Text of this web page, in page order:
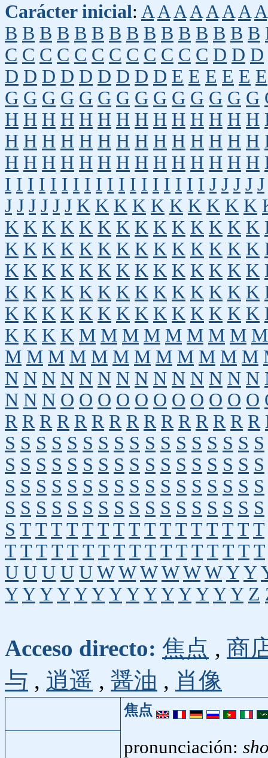
Carácter inicial: A A A A A A A A
B B B B B B B B B B B B B B B
C C C C C C C C C C C C D D D
D D D D D D D D D E E E E E E
G G G G G G G G G G G G G G
H H H H H H H H H H H H H H
H H H H H H H H H H H H H H
H H H H H H H H H H H H H H
I I I I I I I I I I I I I I I I I I J J J J J
J J J J J J K K K K K K K K K K
K K K K K K K K K K K K K K
K K K K K K K K K K K K K K
K K K K K K K K K K K K K K
K K K K K K K K K K K K K K
K K K K K K K K K K K K K K
K K K K M M M M M M M M M
M M M M M M M M M M M M
N N N N N N N N N N N N N N
N N N O O O O O O O O O O O
R R R R R R R R R R R R R R R
S S S S S S S S S S S S S S S S S
S S S S S S S S S S S S S S S S S
S S S S S S S S S S S S S S S S S
S S S S S S S S S S S S S S S S S
S T T T T T T T T T T T T T T T T
T T T T T T T T T T T T T T T T T
U U U U U W W W W W W Y Y
Y Y Y Y Y Y Y Y Y Y Y Y Y Y Z
Acceso directo: 焦点 , 商
与 , 逍遥 , 醤油 , 肖像
焦点
pronunciación: